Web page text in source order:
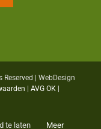
| WebDesign
| AVG OK |
E-
mail
te laten Meer